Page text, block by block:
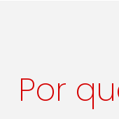
Por